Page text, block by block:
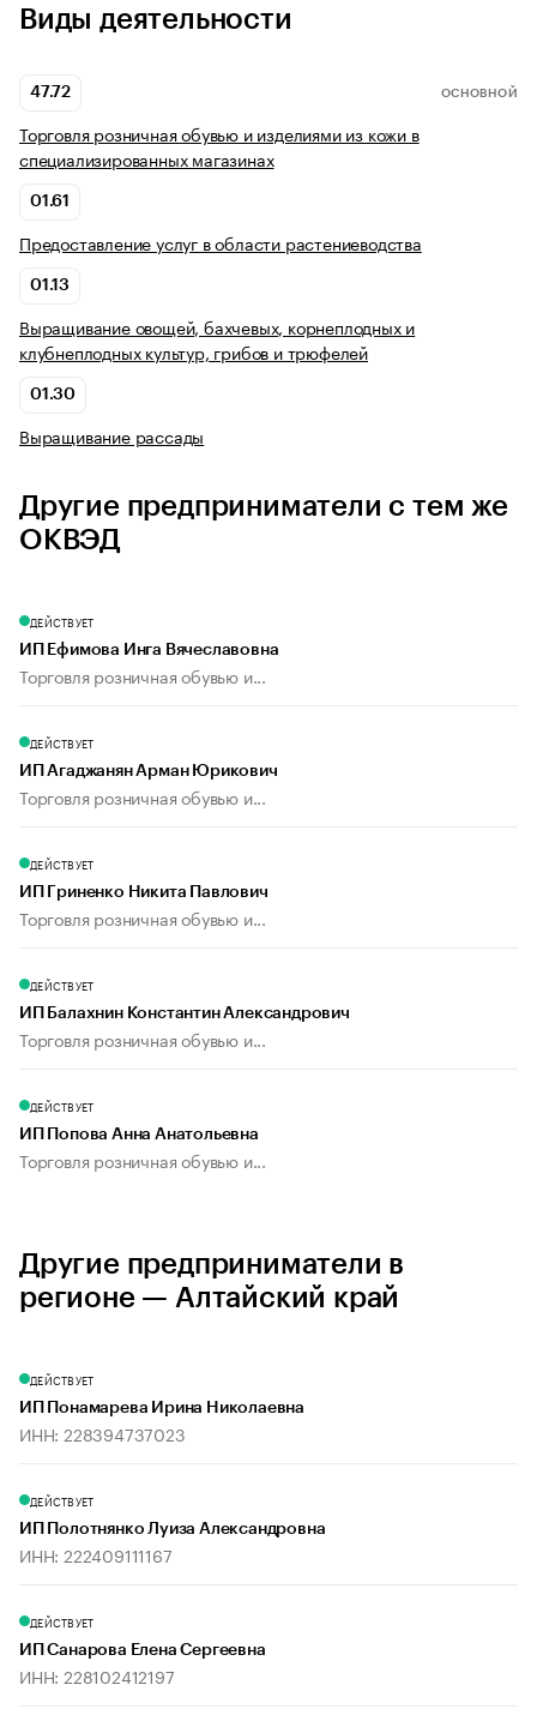
Виды деятельности
47.72 ОСНОВНОЙ
Торговля розничная обувью и изделиями из кожи в
специализированных магазинах
01.61
Предоставление услуг в области растениеводства
01.13
Выращивание овощей, бахчевых, корнеплодных и
клубнеплодных культур, грибов и трюфелей
01.30
Выращивание рассады
Другие предприниматели с тем же
ОКВЭД
ДЕЙСТВУЕТ
ИП Ефимова Инга Вячеславовна
Торговля розничная обувью и...
ДЕЙСТВУЕТ
ИП Агаджанян Арман Юрикович
Торговля розничная обувью и...
ДЕЙСТВУЕТ
ИП Гриненко Никита Павлович
Торговля розничная обувью и...
ДЕЙСТВУЕТ
ИП Балахнин Константин Александрович
Торговля розничная обувью и...
ДЕЙСТВУЕТ
ИП Попова Анна Анатольевна
Торговля розничная обувью и...
Другие предприниматели в
регионе — Алтайский край
ДЕЙСТВУЕТ
ИП Понамарева Ирина Николаевна
ИНН: 228394737023
ДЕЙСТВУЕТ
ИП Полотнянко Луиза Александровна
ИНН: 222409111167
ДЕЙСТВУЕТ
ИП Санарова Елена Сергеевна
ИНН: 228102412197